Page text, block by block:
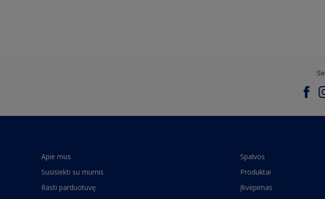
Apie mus
Susisiekti su mumis
Rasti parduotuvę
Spalvos
Produktai
Įkvėpimas